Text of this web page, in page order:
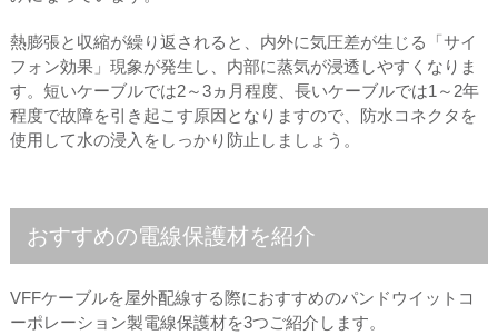
熱膨張と収縮が繰り返されると、内外に気圧差が生じる「サイ
フォン効果」現象が発生し、内部に蒸気が浸透しやすくなりま
す。短いケーブルでは2～3ヵ月程度、長いケーブルでは1～2年
程度で故障を引き起こす原因となりますので、防水コネクタを
使用して水の浸入をしっかり防止しましょう。
おすすめの電線保護材を紹介
VFFケーブルを屋外配線する際におすすめのパンドウイットコ
ーポレーション製電線保護材を3つご紹介します。